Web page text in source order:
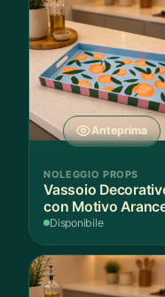
Anteprima
NOLEGGIO PROPS
Vassoio
con Motivo
Foglie
Disponibile